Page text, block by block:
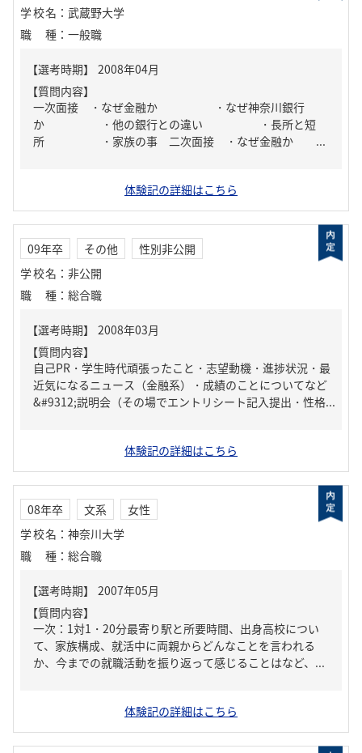
学校名 ： 武蔵野大学
職種 ： 一般職
【質問内容】
一次面接 ・なぜ金融か ・なぜ神奈川銀行
か ・他の銀行との違い ・長所と短
所 ・家族の事 二次面接 ・なぜ金融か ...
体験記の詳細はこちら
09年卒 その他
性別非公開
学校名 ： 非公開
職種 ： 総合職
【質問内容】
自己PR・学生時代頑張ったこと・志望動機・進捗状況・最
近気になるニュース（金融系）・成績のことについてなど
&#9312;説明会（その場でエントリシート記入提出・性格...
体験記の詳細はこちら
08年卒 文系
女性
学校名 ： 神奈川大学
職種 ： 総合職
【質問内容】
一次：1対1・20分最寄り駅と所要時間、出身高校につい
て、家族構成、就活中に両親からどんなことを言われる
か、今までの就職活動を振り返って感じることはなど、...
体験記の詳細はこちら